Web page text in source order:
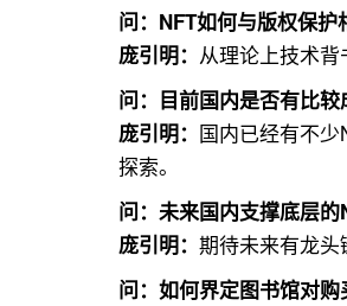
问： NFT如何与版权保护
庞引明： 从理论上技术背
问： 目前国内是否有比
庞引明： 国内已经有不
探索。
问： 未来国内支撑底层的
庞引明： 期待未来有龙头
问： 如何界定图书馆对购